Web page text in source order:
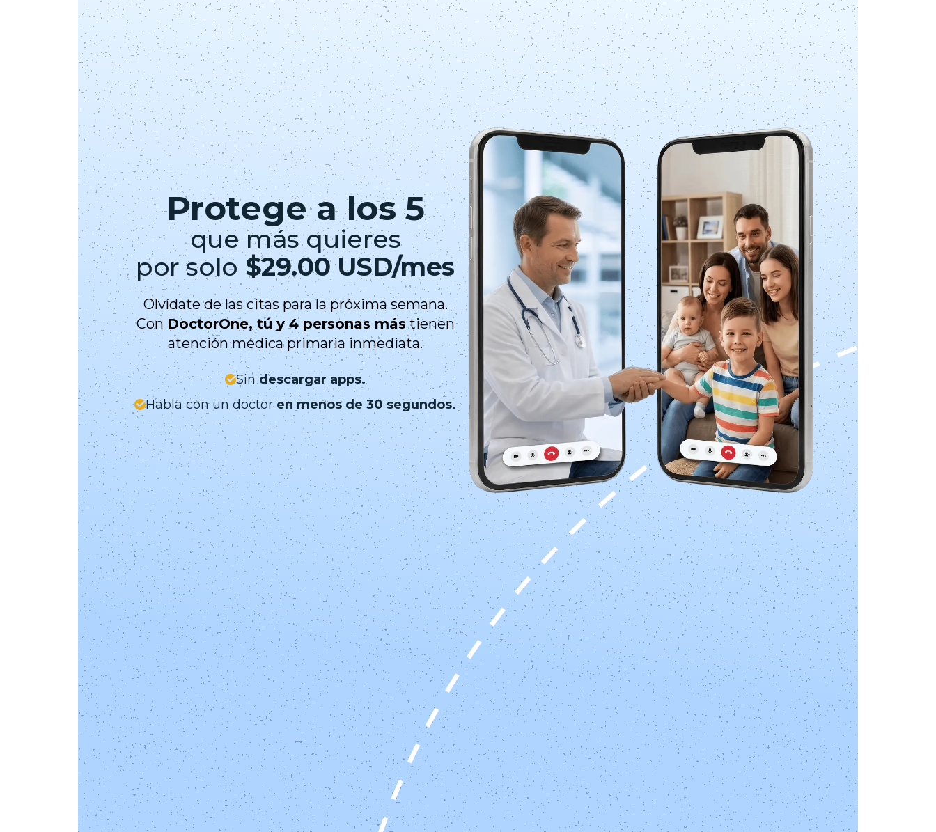
Protege a los 5
que más quieres
por solo$29.00 USD/mes
Olvídate de las citas para la próxima semana.
Con DoctorOne, tú y 4 personas mástienen
atención médica primaria inmediata.
Sindescargar apps.
Habla con un doctoren menos de 30 segundos.